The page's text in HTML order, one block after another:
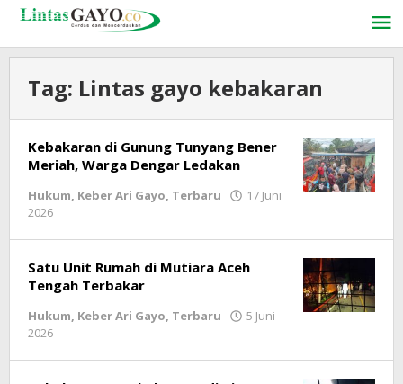
Lewati
konten
Tag: Lintas gayo kebakaran
Kebakaran di Gunung Tunyang Bener
Meriah, Warga Dengar Ledakan
Hukum, Keber Ari Gayo, Terbaru
17 Juni
2026
Satu Unit Rumah di Mutiara Aceh
Tengah Terbakar
Hukum, Keber Ari Gayo, Terbaru
5 Juni
2026